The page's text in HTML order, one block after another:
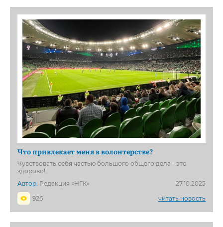
Что привлекает меня в волонтерстве?
Чувствовать себя частью большого общего дела - это
здорово!
Автор: Редакция «НГК»
27.10.2025
926
читать новость